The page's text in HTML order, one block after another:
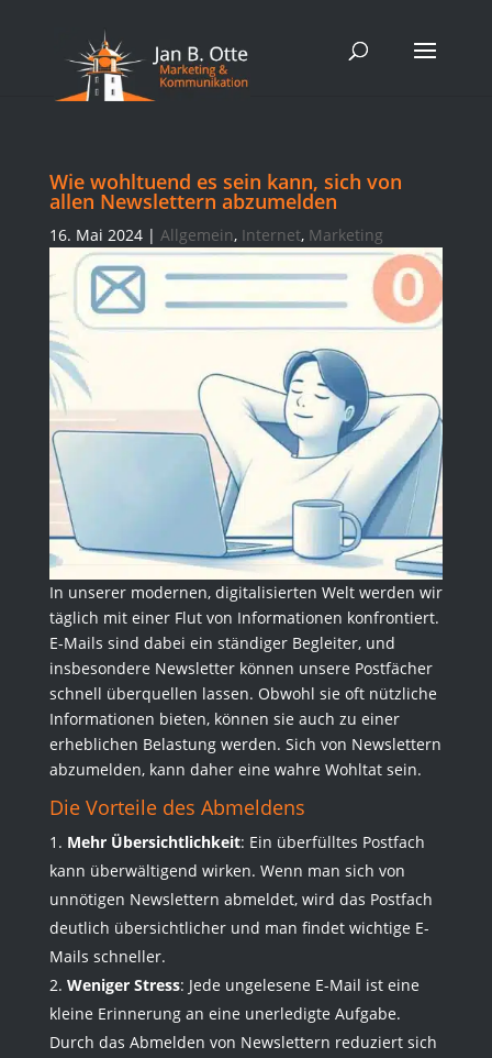
Wie wohltuend es sein kann, sich von
allen Newslettern abzumelden
16. Mai 2024| Allgemein, Internet, Marketing
In unserer modernen, digitalisierten Welt werden wir
täglich mit einer Flut von Informationen konfrontiert.
E-Mails sind dabei ein ständiger Begleiter, und
insbesondere Newsletter können unsere Postfächer
schnell überquellen lassen. Obwohl sie oft nützliche
Informationen bieten, können sie auch zu einer
erheblichen Belastung werden. Sich von Newslettern
abzumelden, kann daher eine wahre Wohltat sein.
Die Vorteile des Abmeldens
Mehr Übersichtlichkeit: Ein überfülltes Postfach
kann überwältigend wirken. Wenn man sich von
unnötigen Newslettern abmeldet, wird das Postfach
deutlich übersichtlicher und man findet wichtige E-
Mails schneller.
Weniger Stress: Jede ungelesene E-Mail ist eine
kleine Erinnerung an eine unerledigte Aufgabe.
Durch das Abmelden von Newslettern reduziert sich